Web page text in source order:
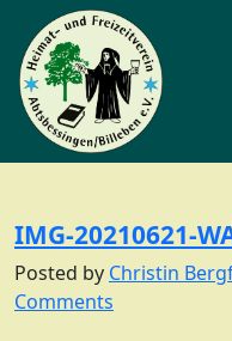
IMG-20210621-
Posted by Christin
Comments